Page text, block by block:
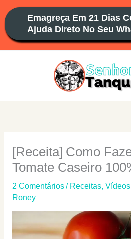
para
conteúdo
Emagreça Em 21 Dias
Ajuda Direto No Seu
[Receita] Como
Tomate Caseiro
2 Comentários / Receitas, Vídeos
Roney